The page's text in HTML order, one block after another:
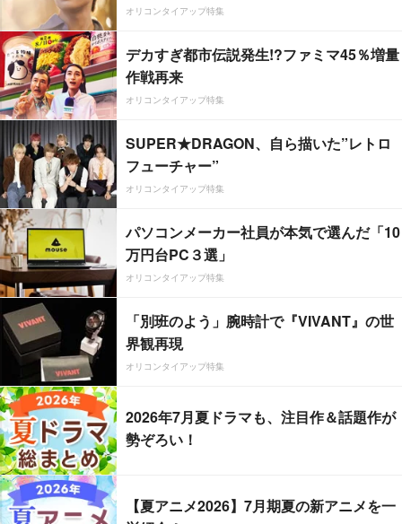
オリコンタイアップ特集
デカすぎ都市伝説発生!?ファミマ45％増量
作戦再来
オリコンタイアップ特集
SUPER★DRAGON、自ら描いた”レトロ
フューチャー”
オリコンタイアップ特集
パソコンメーカー社員が本気で選んだ「10
万円台PC３選」
オリコンタイアップ特集
「別班のよう」腕時計で『VIVANT』の世
界観再現
オリコンタイアップ特集
2026年7月夏ドラマも、注目作＆話題作が
勢ぞろい！
【夏アニメ2026】7月期夏の新アニメを一